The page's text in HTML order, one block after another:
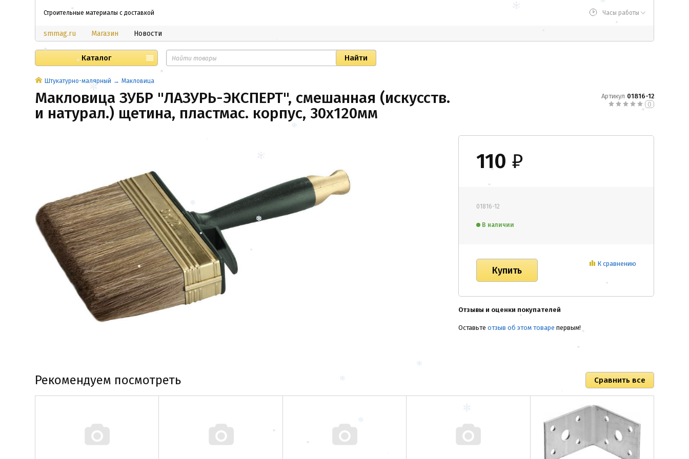
Строительные материалы с доставкой Часы работы
smmag.ru Магазин Новости
Каталог
Штукатурно-малярный Макловица
Макловица ЗУБР "ЛАЗУРЬ-ЭКСПЕРТ", смешанная (искусств.
и натурал.) щетина, пластмас. корпус, 30х120мм
Артикул 01816-12
0
110 ₽
01816-12
В наличии
К сравнению
Отзывы и оценки покупателей
Оставьте отзыв об этом товаре первым!
Рекомендуем посмотреть